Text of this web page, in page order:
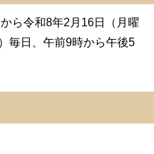
ら令和8年2月16日（月曜
毎日、午前9時から午後5